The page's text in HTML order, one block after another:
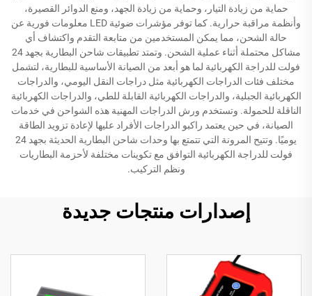
حماية من زيادة التيار، وحماية من زيادة الجهد، ومنع الدوائر القصيرة،
وأنظمة مراقبة حرارية. كما توفر مؤشرات ضوئية LED معلومات فورية عن
حالة الشحن، مما يمكن المستخدمين من متابعة التقدم واكتشاف أي
مشاكل محتملة أثناء عملية الشحن. وتمتد تطبيقات شاحن البطارية بجهد 24
فولت للدراجة الكهربائية لما هو أبعد من الصيانة الأساسية للبطارية، لتشمل
مختلف فئات الدراجات الكهربائية مثل دراجات النقل اليومي، والدراجات
الكهربائية الجبلية، والدراجات الكهربائية القابلة للطي، والدراجات الكهربائية
الناقلة للحمولة. وتستخدم ورش الدراجات المهنية هذه الشواحن في خدمات
الصيانة، في حين يعتمد راكبو الدراجات الأفراد عليها لإعادة تزويد الطاقة
يوميًا. وتتيح المرونة التي تتمتع بها وحدات شاحن البطارية الحديثة بجهد 24
فولت للدراجة الكهربائية التوافق مع تكوينات مختلفة لأحزمة البطاريات
ونظم التركيب.
إصدارات منتجات جديدة